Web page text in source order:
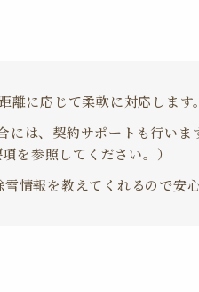
に応じて柔軟に対応します。
は、契約サポートも行い
を参照してください。）
情報を教えてくれるので安心